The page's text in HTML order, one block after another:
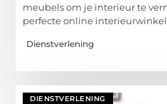
meubels om je interieur te
perfecte online
Dienstverlening
DIENSTVERLENING